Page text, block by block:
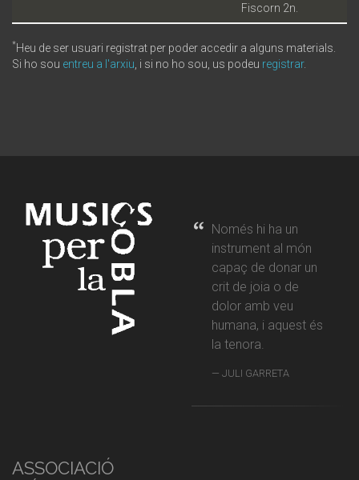
Fiscorn 2n.
*Heu de ser usuari registrat per poder accedir a alguns materials.
Si ho sou entreu a l'arxiu , i si no ho sou, us podeu registrar.
Només hi ha un
instrument al món
capaç de donar un
crit de joia o de
dolor amb veu
humana, i aquest és
la tenora.
JULI GARRETA
ASSOCIACIÓ